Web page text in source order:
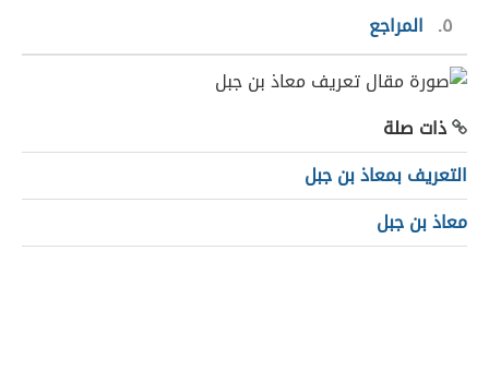
٥
المراجع
ذات صلة
التعريف بمعاذ بن جبل
معاذ بن جبل